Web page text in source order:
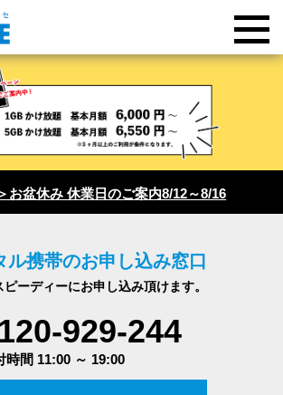
お盆休み 休業日のご案内8/12～8/16
ル携帯のお申し込み窓口
ーディーにお申し込み頂けます。
929-244
時間 11:00 ～ 19:00